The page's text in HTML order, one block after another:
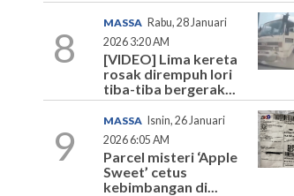
8
MASSA Rabu, 28 Januari
2026 3:20 AM
[VIDEO] Lima kereta
rosak dirempuh lori
tiba-tiba bergerak...
9
MASSA
Isnin, 26 Januari
2026 6:05 AM
Parcel misteri ‘Apple
Sweet’ cetus
kebimbangan di...